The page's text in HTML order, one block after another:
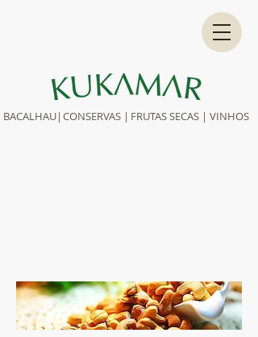
CONSERVAS |
BACALHAU| FRUTAS SECAS | VINHOS